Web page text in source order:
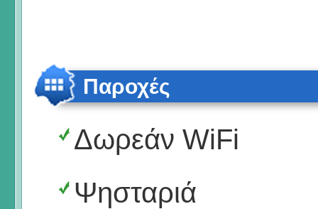
Παροχές
Δωρεάν WiFi
Ψησταριά